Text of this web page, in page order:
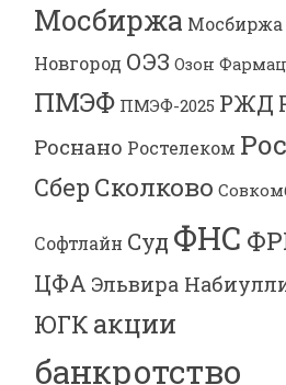
Мосбиржа Мосбиржа
Новгород ОЭЗ Озон
ПМЭФ ПМЭФ-2025 РЖД
Роснано Ростелеком
Сбер Сколково
Софтлайн Суд ФНС
ЦФА Эльвира
ЮГК акции
банкротство